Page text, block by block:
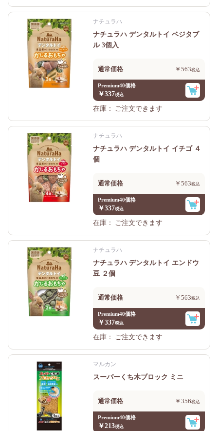
ナチュラハ
ナチュラハ デンタルトイ ベジタブ
ル 3個入
通常価格 ￥563
Premium40価格
￥337
在庫：
ご注文できます
ナチュラハ
ナチュラハ デンタルトイ イチゴ ４
個
通常価格 ￥563
Premium40価格
￥337
在庫：
ご注文できます
ナチュラハ
ナチュラハ デンタルトイ エンドウ
豆 ２個
通常価格 ￥563
Premium40価格
￥337
在庫：
ご注文できます
マルカン
スーパーくち木ブロック ミニ
通常価格 ￥356
Premium40価格
￥213